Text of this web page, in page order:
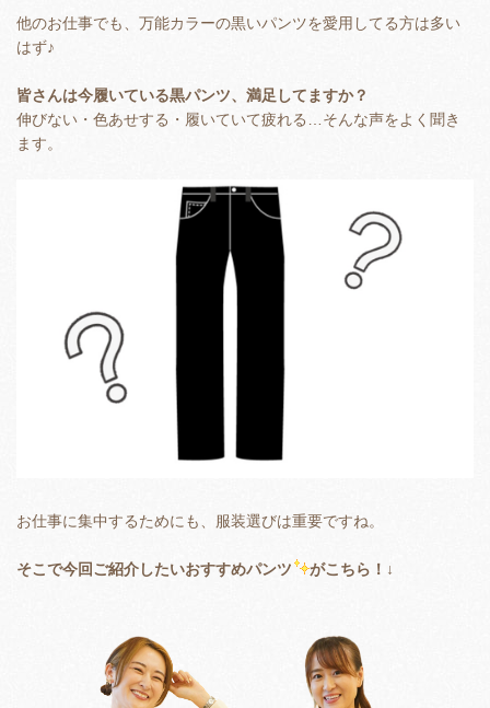
他のお仕事でも、万能カラーの黒いパンツを愛用してる方は多い
はず♪
皆さんは今履いている黒パンツ、満足してますか？
伸びない・色あせする・履いていて疲れる…そんな声をよく聞き
ます。
お仕事に集中するためにも、服装選びは重要ですね。
そこで今回ご紹介したいおすすめパンツ がこちら！↓